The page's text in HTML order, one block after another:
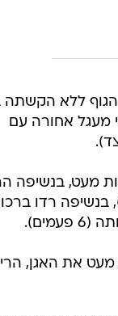
הגוף ללא הקשתה
מעגל אחורה עם
מעט, בנשיפה
בנשיפה רדו
מעט את האגן,